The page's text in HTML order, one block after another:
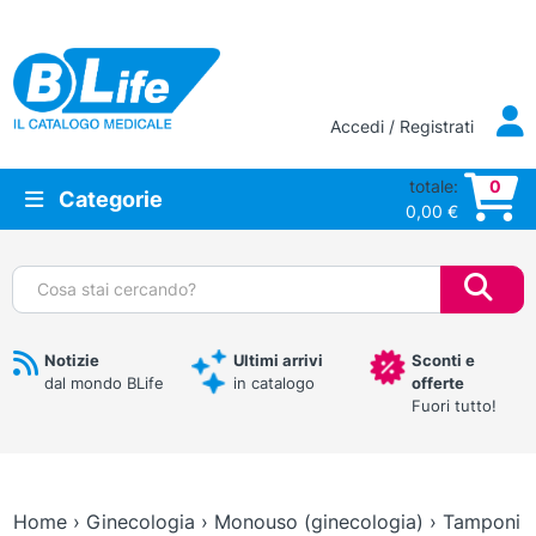
Vai al contenuto principale
Accedi / Registrati
Categorie
totale:
0,00 €
0
Cerca:
Notizie
dal mondo BLife
Ultimi arrivi
in catalogo
Sconti e
offerte
Fuori tutto!
Home› Ginecologia › Monouso (ginecologia) › Tamponi